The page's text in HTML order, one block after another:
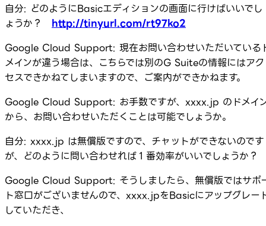
自分: どのようにBasicエディションの画面に行けばいいでし
ょうか？ http://tinyurl.com/rt97ko2
Google Cloud Support: 現在お問い合わせいただいている
メインが違う場合は、こちらでは別のG Suiteの情報にはアク
セスできかねてしまいますので、ご案内ができかねます。
Google Cloud Support: お手数ですが、xxxx.jp のドメイ
から、お問い合わせいただくことは可能でしょうか。
自分: xxxx.jp は無償版ですので、チャットができないのです
が、どのように問い合わせれば１番効率がいいでしょうか？
Google Cloud Support: そうしましたら、無償版ではサポ
ト窓口がございませんので、xxxx.jpをBasicにアップグレー
していただき、